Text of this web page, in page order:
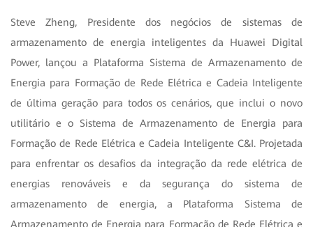
Steve Zheng, Presidente dos negócios de sistemas de
armazenamento de energia inteligentes da Huawei Digital
Power, lançou a Plataforma Sistema de Armazenamento de
Energia para Formação de Rede Elétrica e Cadeia Inteligente
de última geração para todos os cenários, que inclui o novo
utilitário e o Sistema de Armazenamento de Energia para
Formação de Rede Elétrica e Cadeia Inteligente C&I. Projetada
para enfrentar os desafios da integração da rede elétrica de
energias renováveis e da segurança do sistema de
armazenamento de energia, a Plataforma Sistema de
Armazenamento de Energia para Formação de Rede Elétrica e